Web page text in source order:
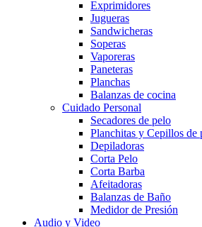
Exprimidores
Jugueras
Sandwicheras
Soperas
Vaporeras
Paneteras
Planchas
Balanzas de cocina
Cuidado Personal
Secadores de pelo
Planchitas y Cepillos de
Depiladoras
Corta Pelo
Corta Barba
Afeitadoras
Balanzas de Baño
Medidor de Presión
Audio y Video